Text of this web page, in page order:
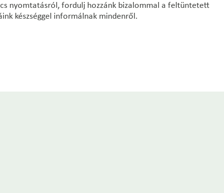
nyomtatásról, fordulj hozzánk bizalommal a feltüntetett
készséggel informálnak mindenről.